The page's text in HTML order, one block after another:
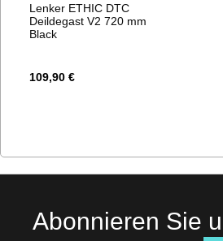
Lenker ETHIC DTC
Deildegast V2 720 mm
Black
109,90 €
Abonnieren Sie